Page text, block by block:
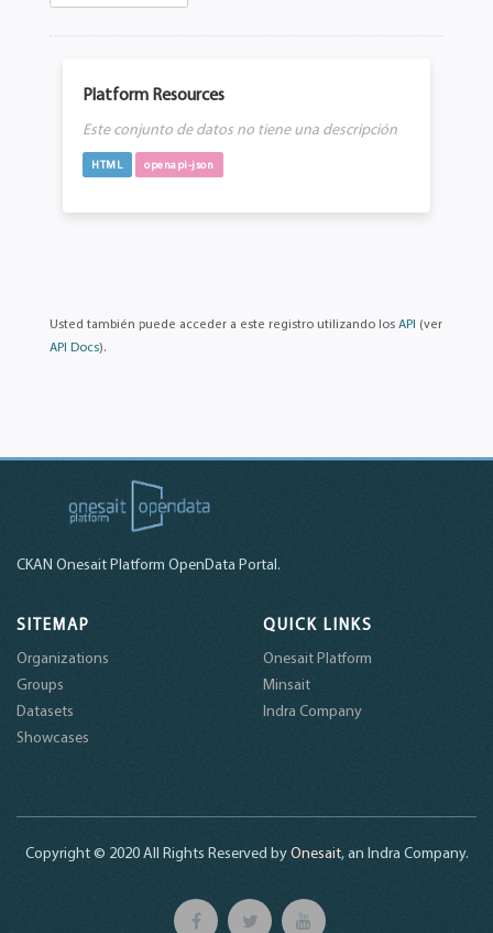
Platform Resources
Este conjunto de datos no tiene una descripción
HTML openapi-json
Usted también puede acceder a este registro utilizando los API (ver
API Docs).
CKAN Onesait Platform OpenData Portal.
SITEMAP
Organizations
Groups
Datasets
Showcases
QUICK LINKS
Onesait Platform
Minsait
Indra Company
Copyright © 2020 All Rights Reserved byOnesait, an Indra Company.